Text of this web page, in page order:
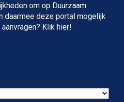
om op Duurzaam
daarmee deze portal mogelijk
Klik hier!